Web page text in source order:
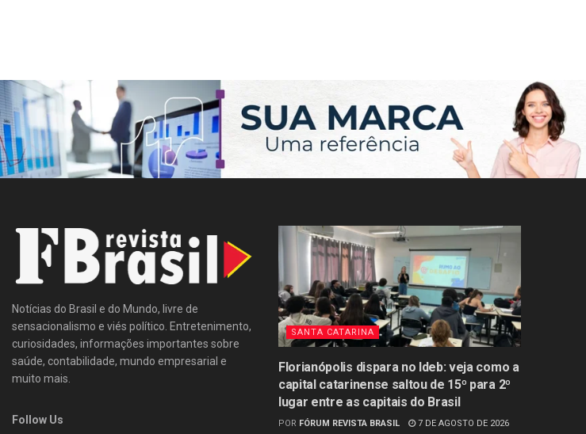
Notícias do Brasil e do Mundo, livre de
sensacionalismo e viés político. Entretenimento,
curiosidades, informações importantes sobre
saúde, contabilidade, mundo empresarial e
muito mais.
Follow Us
SANTA CATARINA
Florianópolis dispara no Ideb: veja como a
capital catarinense saltou de 15º para 2º
lugar entre as capitais do Brasil
POR FÓRUM REVISTA BRASIL
7 DE AGOSTO DE 2026